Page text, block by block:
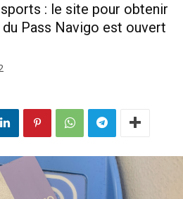
: le site pour obtenir
Pass Navigo est ouvert